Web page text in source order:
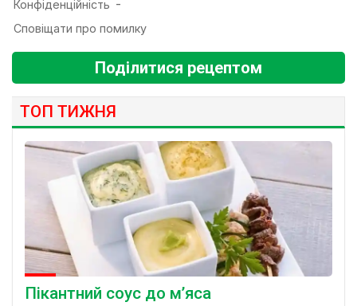
Поділитися рецептом
ТОП ТИЖНЯ
Пікантний соус до м’яса